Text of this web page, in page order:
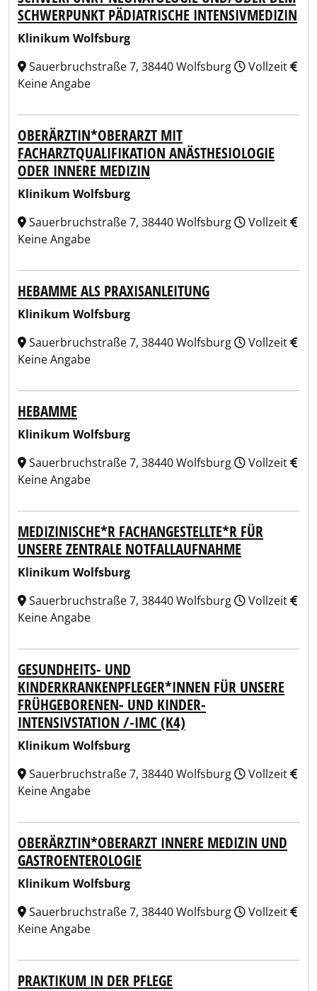
SCHWERPUNKT PÄDIATRISCHE INTENSIVMEDIZIN
Klinikum Wolfsburg
Sauerbruchstraße 7, 38440 Wolfsburg
Vollzeit
Keine Angabe
OBERÄRZTIN*OBERARZT MIT
FACHARZTQUALIFIKATION ANÄSTHESIOLOGIE
ODER INNERE MEDIZIN
Klinikum Wolfsburg
Sauerbruchstraße 7, 38440 Wolfsburg
Vollzeit
Keine Angabe
HEBAMME ALS PRAXISANLEITUNG
Klinikum Wolfsburg
Sauerbruchstraße 7, 38440 Wolfsburg
Vollzeit
Keine Angabe
HEBAMME
Klinikum Wolfsburg
Sauerbruchstraße 7, 38440 Wolfsburg
Vollzeit
Keine Angabe
MEDIZINISCHE*R FACHANGESTELLTE*R FÜR
UNSERE ZENTRALE NOTFALLAUFNAHME
Klinikum Wolfsburg
Sauerbruchstraße 7, 38440 Wolfsburg
Vollzeit
Keine Angabe
GESUNDHEITS- UND
KINDERKRANKENPFLEGER*INNEN FÜR UNSERE
FRÜHGEBORENEN- UND KINDER-
INTENSIVSTATION /-IMC (K4)
Klinikum Wolfsburg
Sauerbruchstraße 7, 38440 Wolfsburg
Vollzeit
Keine Angabe
OBERÄRZTIN*OBERARZT INNERE MEDIZIN UND
GASTROENTEROLOGIE
Klinikum Wolfsburg
Sauerbruchstraße 7, 38440 Wolfsburg
Vollzeit
Keine Angabe
PRAKTIKUM IN DER PFLEGE